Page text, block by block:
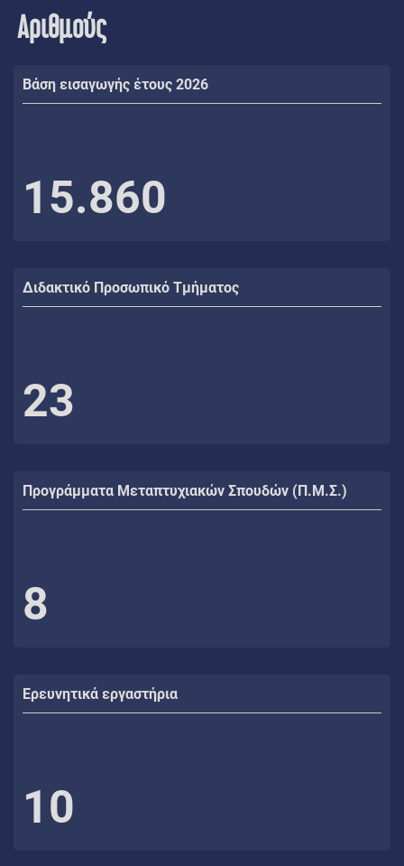
Αριθμούς
Βάση εισαγωγής έτους 2026
15.860
Διδακτικό Προσωπικό Τμήματος
23
Προγράμματα Μεταπτυχιακών Σπουδών (Π.Μ.Σ.)
8
Ερευνητικά εργαστήρια
10